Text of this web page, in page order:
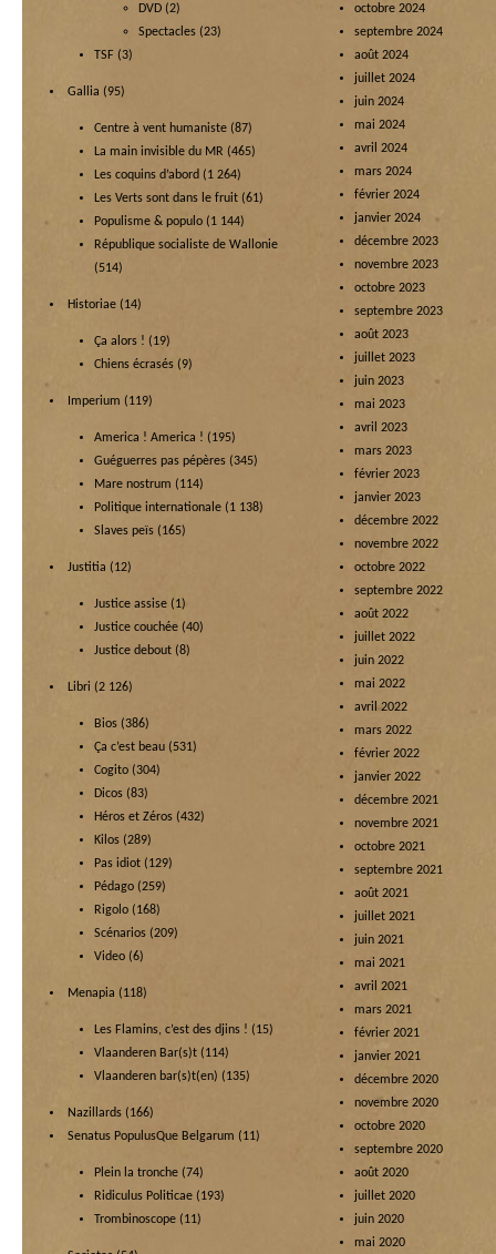
DVD (2)
Spectacles (23)
TSF (3)
Gallia (95)
Centre à vent humaniste (87)
La main invisible du MR (465)
Les coquins d’abord (1 264)
Les Verts sont dans le fruit (61)
Populisme & populo (1 144)
République socialiste de Wallonie
(514)
Historiae (14)
Ça alors ! (19)
Chiens écrasés (9)
Imperium (119)
America ! America ! (195)
Guéguerres pas pépères (345)
Mare nostrum (114)
Politique internationale (1 138)
Slaves peïs (165)
Justitia (12)
Justice assise (1)
Justice couchée (40)
Justice debout (8)
Libri (2 126)
Bios (386)
Ça c’est beau (531)
Cogito (304)
Dicos (83)
Héros et Zéros (432)
Kilos (289)
Pas idiot (129)
Pédago (259)
Rigolo (168)
Scénarios (209)
Video (6)
Menapia (118)
Les Flamins, c’est des djins ! (15)
Vlaanderen Bar(s)t (114)
Vlaanderen bar(s)t(en) (135)
Nazillards (166)
Senatus PopulusQue Belgarum (11)
Plein la tronche (74)
Ridiculus Politicae (193)
Trombinoscope (11)
octobre 2024
septembre 2024
août 2024
juillet 2024
juin 2024
mai 2024
avril 2024
mars 2024
février 2024
janvier 2024
décembre 2023
novembre 2023
octobre 2023
septembre 2023
août 2023
juillet 2023
juin 2023
mai 2023
avril 2023
mars 2023
février 2023
janvier 2023
décembre 2022
novembre 2022
octobre 2022
septembre 2022
août 2022
juillet 2022
juin 2022
mai 2022
avril 2022
mars 2022
février 2022
janvier 2022
décembre 2021
novembre 2021
octobre 2021
septembre 2021
août 2021
juillet 2021
juin 2021
mai 2021
avril 2021
mars 2021
février 2021
janvier 2021
décembre 2020
novembre 2020
octobre 2020
septembre 2020
août 2020
juillet 2020
juin 2020
mai 2020